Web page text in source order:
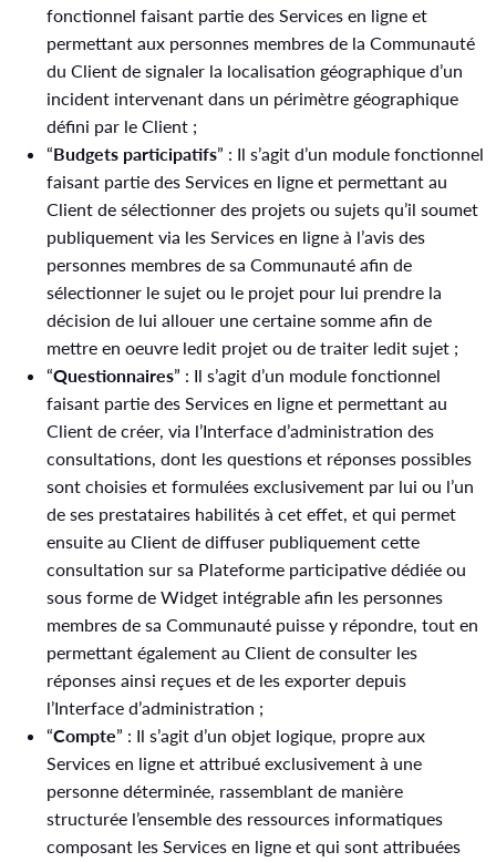
fonctionnel faisant partie des Services en ligne et
permettant aux personnes membres de la Communauté
du Client de signaler la localisation géographique d’un
incident intervenant dans un périmètre géographique
défini par le Client ;
“Budgets participatifs” : Il s’agit d’un module fonctionnel
faisant partie des Services en ligne et permettant au
Client de sélectionner des projets ou sujets qu’il soumet
publiquement via les Services en ligne à l’avis des
personnes membres de sa Communauté afin de
sélectionner le sujet ou le projet pour lui prendre la
décision de lui allouer une certaine somme afin de
mettre en oeuvre ledit projet ou de traiter ledit sujet ;
“Questionnaires” : Il s’agit d’un module fonctionnel
faisant partie des Services en ligne et permettant au
Client de créer, via l’Interface d’administration des
consultations, dont les questions et réponses possibles
sont choisies et formulées exclusivement par lui ou l’un
de ses prestataires habilités à cet effet, et qui permet
ensuite au Client de diffuser publiquement cette
consultation sur sa Plateforme participative dédiée ou
sous forme de Widget intégrable afin les personnes
membres de sa Communauté puisse y répondre, tout en
permettant également au Client de consulter les
réponses ainsi reçues et de les exporter depuis
l’Interface d’administration ;
“Compte” : Il s’agit d’un objet logique, propre aux
Services en ligne et attribué exclusivement à une
personne déterminée, rassemblant de manière
structurée l’ensemble des ressources informatiques
composant les Services en ligne et qui sont attribuées